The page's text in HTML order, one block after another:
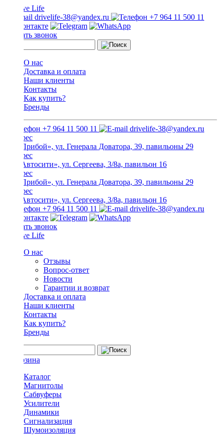
drivelife-38@yandex.ru +7 964 11 500 11
Заказать звонок
О нас
Доставка и оплата
Наши клиенты
Контакты
Как купить?
Бренды
+7 964 11 500 11 drivelife-38@yandex.ru
ТЦ «Прибой», ул. Генерала Доватора, 39, павильоны 29
ТЦ «Автосити», ул. Сергеева, 3/8а, павильон 16
ТЦ «Прибой», ул. Генерала Доватора, 39, павильоны 29
ТЦ «Автосити», ул. Сергеева, 3/8а, павильон 16
+7 964 11 500 11
drivelife-38@yandex.ru
Заказать звонок
О нас
Отзывы
Вопрос-ответ
Новости
Гарантии и возврат
Доставка и оплата
Наши клиенты
Контакты
Как купить?
Бренды
Каталог
Магнитолы
Сабвуферы
Усилители
Динамики
Сигнализация
Шумоизоляция